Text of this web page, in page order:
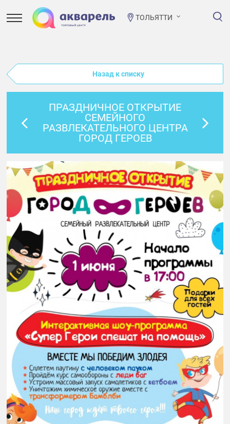
ТОЛЬЯТТИ
Назад к списку
ПРАЗДНИЧНОЕ ОТКРЫТИЕ
СЕМЕЙНОГО
РАЗВЛЕКАТЕЛЬНОГО ЦЕНТРА
ГОРОД ГЕРОЕВ